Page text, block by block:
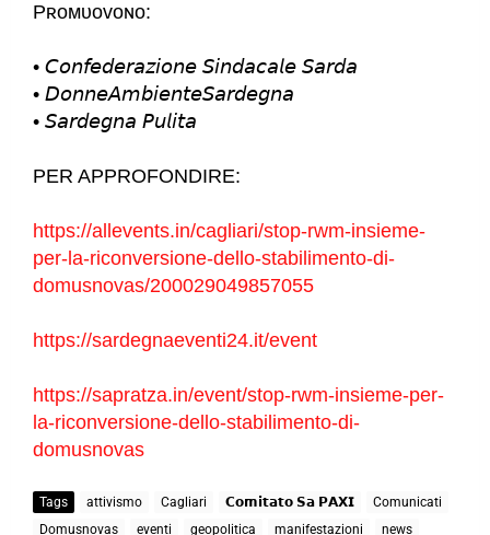
Pʀᴏᴍᴜᴏᴠᴏɴᴏ:
• 𝘊𝘰𝘯𝘧𝘦𝘥𝘦𝘳𝘢𝘻𝘪𝘰𝘯𝘦 𝘚𝘪𝘯𝘥𝘢𝘤𝘢𝘭𝘦 𝘚𝘢𝘳𝘥𝘢
• 𝘋𝘰𝘯𝘯𝘦𝘈𝘮𝘣𝘪𝘦𝘯𝘵𝘦𝘚𝘢𝘳𝘥𝘦𝘨𝘯𝘢
• 𝘚𝘢𝘳𝘥𝘦𝘨𝘯𝘢 𝘗𝘶𝘭𝘪𝘵𝘢
PER APPROFONDIRE:
https://allevents.in/cagliari/stop-rwm-insieme-
per-la-riconversione-dello-stabilimento-di-
domusnovas/200029049857055
https://sardegnaeventi24.it/event
https://sapratza.in/event/stop-rwm-insieme-per-
la-riconversione-dello-stabilimento-di-
domusnovas
Tags attivismo Cagliari 𝗖𝗼𝗺𝗶𝘁𝗮𝘁𝗼 𝗦𝗮 𝗣𝗔𝗫𝗜
Comunicati
Domusnovas
eventi geopolitica manifestazioni
news